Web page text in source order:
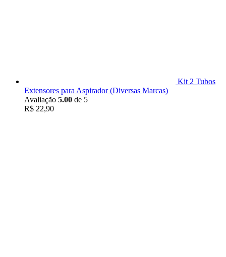
Kit 2 Tubos
Extensores para Aspirador (Diversas Marcas)
Avaliação 5.00 de 5
R$ 22,90